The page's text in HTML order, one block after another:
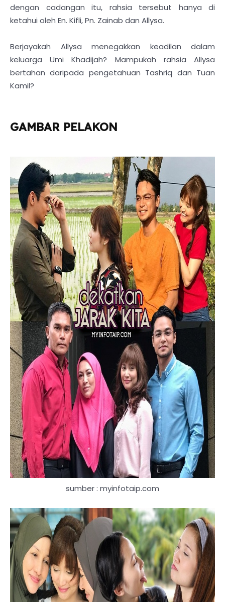
dengan cadangan itu, rahsia tersebut hanya di
ketahui oleh En. Kifli, Pn. Zainab dan Allysa.
Berjayakah Allysa menegakkan keadilan dalam
keluarga Umi Khadijah? Mampukah rahsia Allysa
bertahan daripada pengetahuan Tashriq dan Tuan
Kamil?
GAMBAR PELAKON
sumber : myinfotaip.com